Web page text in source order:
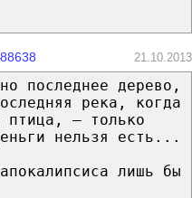
21.10.2013
последнее дерево,
река, когда
птица, — только
нельзя есть...
лишь бы